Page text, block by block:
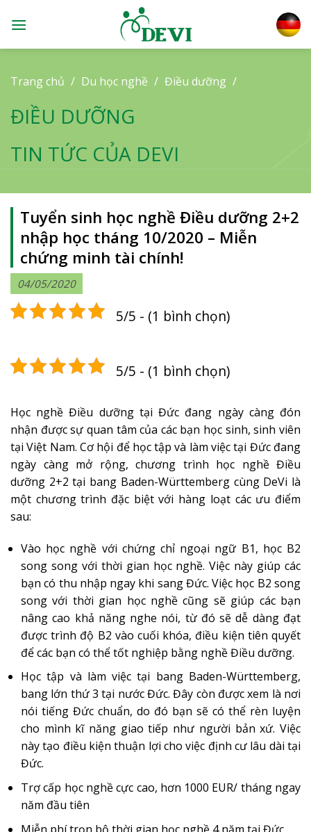
Trang chủ / Du học nghề / Điều dưỡng /
ĐIỀU DƯỠNG
TIN TỨC CỦA DEVI
Tuyển sinh học nghề Điều dưỡng 2+2
nhập học tháng 10/2020 – Miễn
chứng minh tài chính!
04/05/2020
5/5 - (1 bình chọn)
5/5 - (1 bình chọn)
Học nghề Điều dưỡng tại Đức đang ngày càng đón
nhận được sự quan tâm của các bạn học sinh, sinh viên
tại Việt Nam. Cơ hội để học tập và làm việc tại Đức đang
ngày càng mở rộng, chương trình học nghề Điều
dưỡng 2+2 tại bang Baden-Württemberg cùng DeVi là
một chương trình đặc biệt với hàng loạt các ưu điểm
sau:
​Vào học nghề với chứng chỉ ngoại ngữ B1, học B2
song song với thời gian học nghề. Việc này giúp các
bạn có thu nhập ngay khi sang Đức. Việc học B2 song
song với thời gian học nghề cũng sẽ giúp các bạn
nâng cao khả năng nghe nói, từ đó sẽ dễ dàng đạt
được trình độ B2 vào cuối khóa, điều kiện tiên quyết
để các bạn có thể tốt nghiệp bằng nghề Điều dưỡng.
Học tập và làm việc tại bang Baden-Württemberg,
bang lớn thứ 3 tại nước Đức. Đây còn được xem là nơi
nói tiếng Đức chuẩn, do đó bạn sẽ có thể rèn luyện
cho mình kĩ năng giao tiếp như người bản xứ. Việc
này tạo điều kiện thuận lợi cho việc định cư lâu dài tại
Đức.
Trợ cấp học nghề cực cao, hơn 1000 EUR/ tháng ngay
năm đầu tiên
Miễn phí trọn bộ thời gian học nghề 4 năm tại Đức